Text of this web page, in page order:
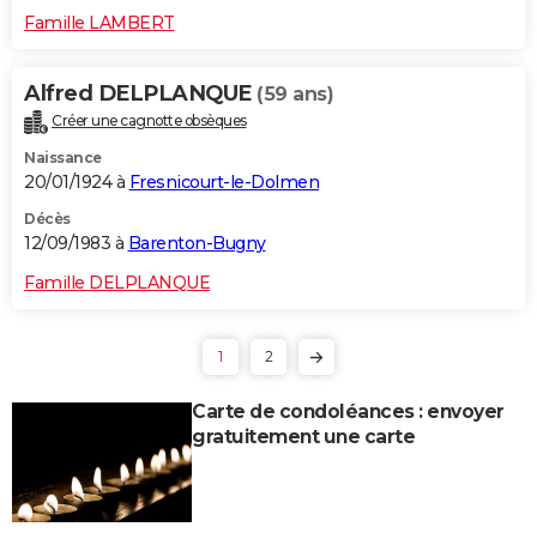
Famille LAMBERT
Alfred DELPLANQUE (59 ans)
Créer une cagnotte obsèques
Naissance
20/01/1924 à Fresnicourt-le-Dolmen
Décès
12/09/1983 à Barenton-Bugny
Famille DELPLANQUE
1 2
Carte de condoléances : envoyer
gratuitement une carte